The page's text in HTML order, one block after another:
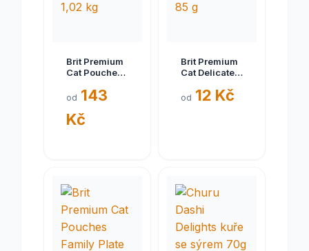
Brit Premium
Cat Pouches
(12x100 g)
od 143
Kč
Brit Premium
Cat Delicate
with Salmon
od 12 Kč